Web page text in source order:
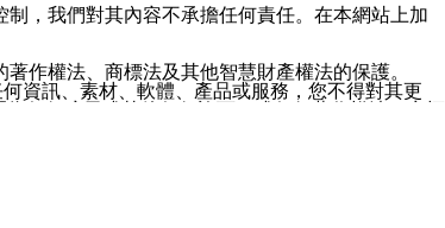
，我們對其內容不承擔任何責任。在本網站上加
作權法、商標法及其他智慧財產權法的保護。
資訊、素材、軟體、產品或服務，您不得對其更